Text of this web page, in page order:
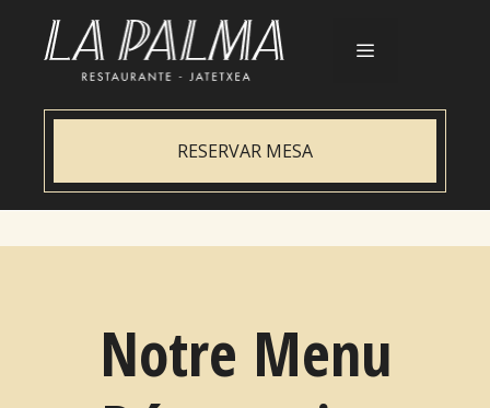
contenu
Menu
RESERVAR MESA
Notre Menu